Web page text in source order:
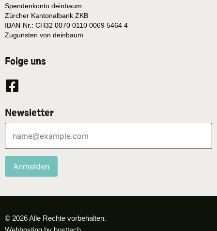
Spendenkonto deinbaum
Zürcher Kantonalbank ZKB
IBAN-Nr.: CH32 0070 0110 0069 5464 4
Zugunsten von deinbaum
Folge uns
Newsletter
Anmelden
© 2026 Alle Rechte vorbehalten.